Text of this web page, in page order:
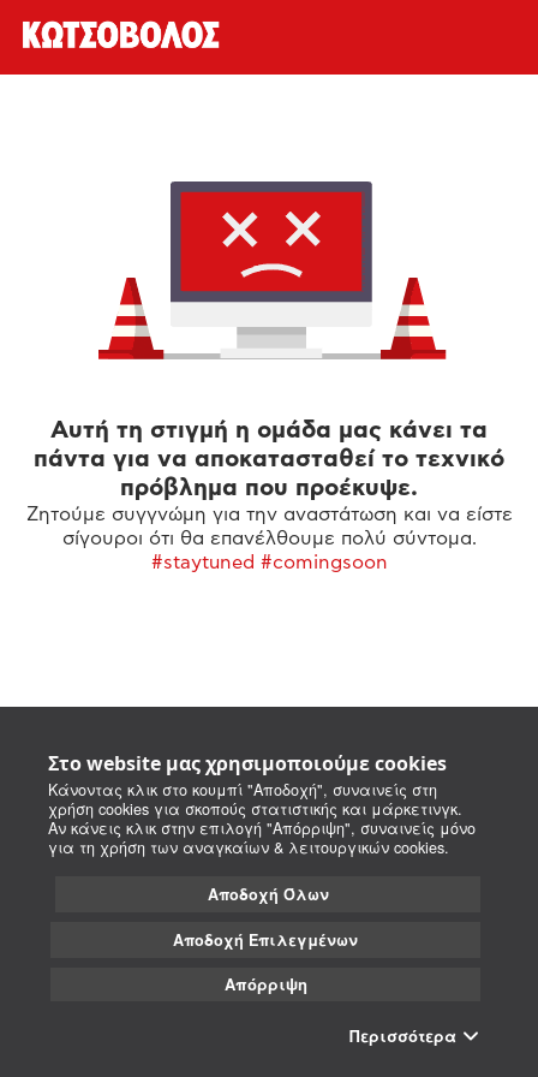
Στο website μας χρησιμοποιούμε cookies
Κάνοντας κλικ στο κουμπί "Αποδοχή", συναινείς στη
χρήση cookies για σκοπούς στατιστικής και μάρκετινγκ.
Αν κάνεις κλικ στην επιλογή "Απόρριψη", συναινείς μόνο
για τη χρήση των αναγκαίων & λειτουργικών cookies.
Αποδοχή Όλων
Αποδοχή Επιλεγμένων
Απόρριψη
Περισσότερα
Αυτή τη στιγμή η ομάδα μας κάνει τα
πάντα για να αποκατασταθεί το τεχνικό
πρόβλημα που προέκυψε.
Ζητούμε συγγνώμη για την αναστάτωση και να είστε
σίγουροι ότι θα επανέλθουμε πολύ σύντομα.
#staytuned #comingsoon